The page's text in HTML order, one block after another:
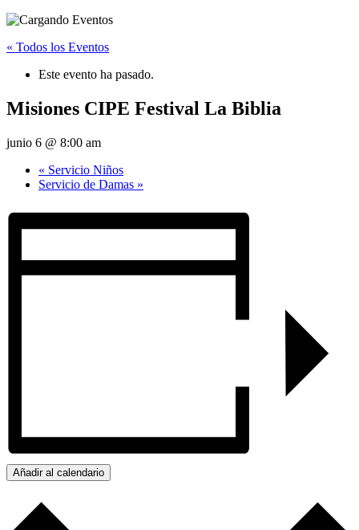
« Todos los Eventos
Este evento ha pasado.
Misiones CIPE Festival La Biblia
junio 6 @ 8:00 am
« Servicio Niños
Servicio de Damas »
Añadir al calendario